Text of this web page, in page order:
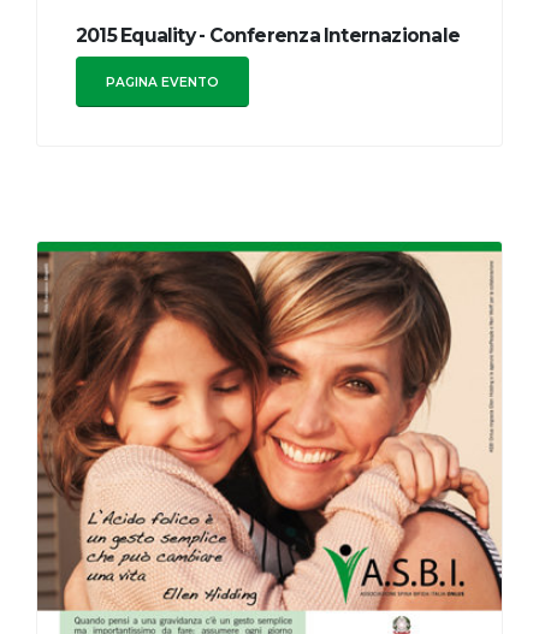
2015 Equality - Conferenza Internazionale
PAGINA EVENTO